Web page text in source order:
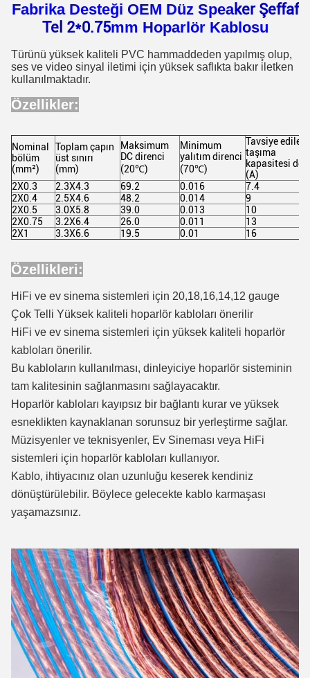
Fabrika Desteği OEM Düz Speaker Şeffaf
Tel 2*0.75mm Hoparlör Kablosu
Türünü yüksek kaliteli PVC hammaddeden yapılmış olup,
ses ve video sinyal iletimi için yüksek saflıkta bakır iletken
kullanılmaktadır.
Özellikler:
Nominal
bölüm
(mm²)
Toplam çapın
üst sınırı
(mm)
Maksimum
DC direnci
(20℃)
Minimum
yalıtım direnci
(70℃)
Tavsiye edilen
taşıma
kapasitesi
(A)
2X0.3
2.3X4.3 69.2 0.016
7.4
2X0.4
2.5X4.6 48.2 0.014
9
2X0.5
3.0X5.8 39.0 0.013
10
2X0.75
3.2X6.4 26.0 0.011
13
2X1
3.3X6.6 19.5 0.01 16
Özellikleri:
HiFi ve ev sinema sistemleri için 20,18,16,14,12 gauge
Çok Telli Yüksek kaliteli hoparlör kabloları önerilir
HiFi ve ev sinema sistemleri için yüksek kaliteli hoparlör
kabloları önerilir.
Bu kabloların kullanılması, dinleyiciye hoparlör sisteminin
tam kalitesinin sağlanmasını sağlayacaktır.
Hoparlör kabloları kayıpsız bir bağlantı kurar ve yüksek
esneklikten kaynaklanan sorunsuz bir yerleştirme sağlar.
Müzisyenler ve teknisyenler, Ev Sineması veya HiFi
sistemleri için hoparlör kabloları kullanıyor.
Kablo, ihtiyacınız olan uzunluğu keserek kendiniz
dönüştürülebilir. Böylece gelecekte kablo karmaşası
yaşamazsınız.